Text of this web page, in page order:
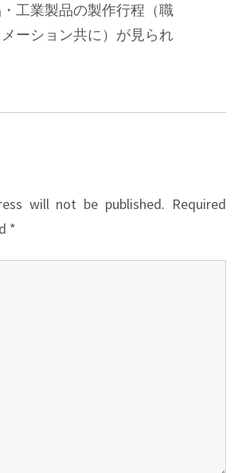
工業製品の製作行程（職
ーション共に）が見られ
will not be published. Required
*